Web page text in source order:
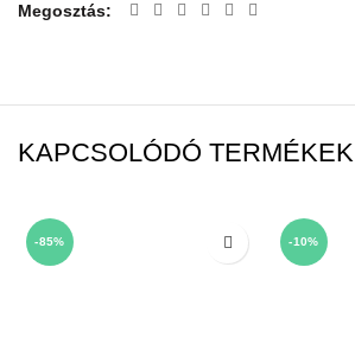
Megosztás
KAPCSOLÓDÓ TERMÉKEK
-85% -10%